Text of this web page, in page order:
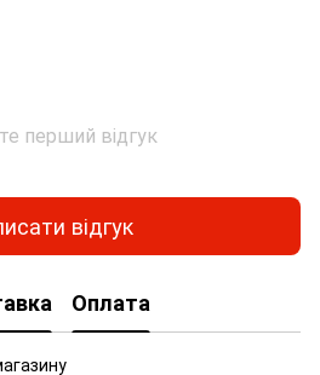
перший відгук
відгук
Оплата